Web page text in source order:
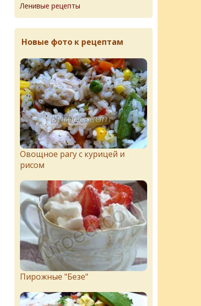
Ленивые рецепты
Новые фото к рецептам
Овощное рагу с курицей и
рисом
Пирожныe "Бeзe"